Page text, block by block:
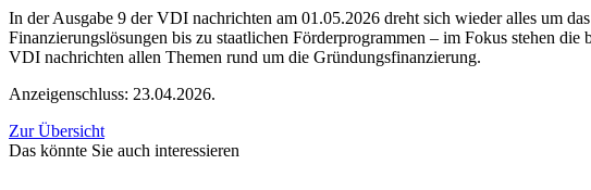
In der Ausgabe 9 der VDI nachrichten am 01.05.2026 dreht sich wieder alles um
Finanzierungslösungen bis zu staatlichen Förderprogrammen – im Fokus stehen
VDI nachrichten allen Themen rund um die Gründungsfinanzierung.
Anzeigenschluss: 23.04.2026.
Zur Übersicht
Das könnte Sie auch interessieren